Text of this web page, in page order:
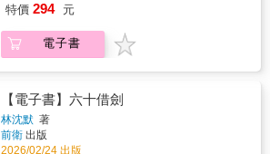
和所成長土地緊密綑綁的誠實動人篇章，成就
又冷不防潑金灑紅，閃現官能性強烈的意象。
如楊佳嫻在書末與先陌筆談中寫到，他的詩對
金色、對神話都頗有感應，呈現驚奇亮點：
「這種恐怖感是一首理想情詩最棒的部分。」
某些作品比如〈閨房〉一詩在網上刊出也引發
熱議甚至攻擊，似乎觸動了某些緊張或禁忌，
不忌諱被冠上同志詩人標籤的周先陌，也大方
的人。◎當今天下猶如新版三國，不同的是，
這個世界已無法再被誰統一，唯有共榮。◎愛
才是此行真正的目的，情才是今生最美的曾
了微博上一個遍尋不遇的幽靈，可以發文但是
網友看不到，必須先至某人的評論區下留言，
然後，對方才能以你的留言當窗口，點開你的
微博...投稿了十二家出版社，音訊全無。最後
特價 294 元
電子書
【電子書】六十借劍
林沈默 著
前衛 出版
2026/02/24 出版